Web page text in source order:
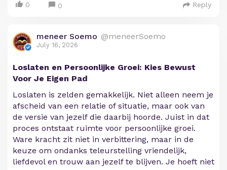
0 0 Reply
meneer Soemo @meneerSoemo
July 16, 2026
Loslaten en Persoonlijke Groei: Kies Bewust
Voor Je Eigen Pad
Loslaten is zelden gemakkelijk. Niet alleen neem je
afscheid van een relatie of situatie, maar ook van
de versie van jezelf die daarbij hoorde. Juist in dat
proces ontstaat ruimte voor persoonlijke groei.
Ware kracht zit niet in verbittering, maar in de
keuze om ondanks teleurstelling vriendelijk,
liefdevol en trouw aan jezelf te blijven. Je hoeft niet